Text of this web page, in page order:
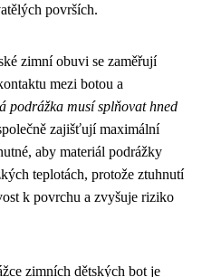
površích.
zimní obuvi se zaměřují
mezi botou a
podrážka musí splňovat hned
zajišťují maximální
aby materiál podrážky
teplotách, protože ztuhnutí
k povrchu a zvyšuje riziko
zimních dětských bot je